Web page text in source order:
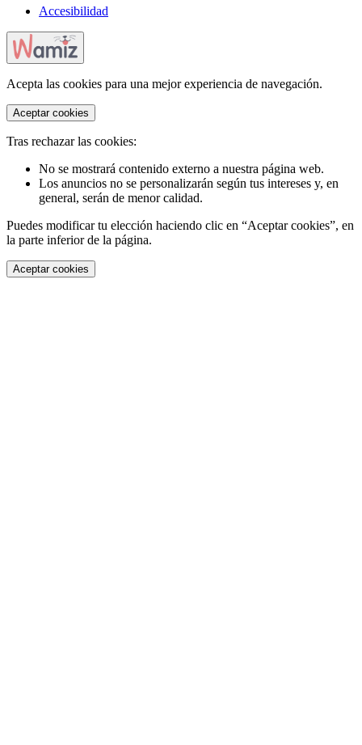
Accesibilidad
Acepta las cookies para una mejor experiencia de navegación.
Aceptar cookies
Tras rechazar las cookies:
No se mostrará contenido externo a nuestra página web.
Los anuncios no se personalizarán según tus intereses y, en
general, serán de menor calidad.
Puedes modificar tu elección haciendo clic en “Aceptar cookies”, en
la parte inferior de la página.
Aceptar cookies